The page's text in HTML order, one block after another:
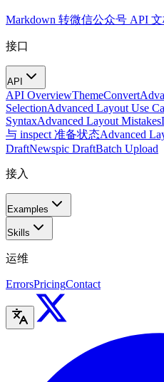
Markdown 转微信公众号 API
接口
API
API OverviewThemeConvert
SelectionAdvanced Layout Use
SyntaxAdvanced Layout Mistakes
与 inspect 准备状态Advanced
DraftNewspic DraftBatch Upload
接入
Examples
Skills
运维
ErrorsPricingContact